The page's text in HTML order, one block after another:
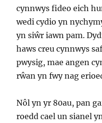
cynnwys fideo eich
wedi cydio yn
yn siŵr iawn pam.
haws creu cynnwys
pwysig, mae angen
rŵan yn fwy nag
Nôl yn yr 80au, pan
roedd cael un sianel